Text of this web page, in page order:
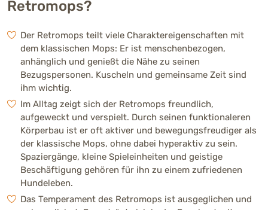
Bellt meist nur, wenn er Ungewohntes
Merkmale
Herkunft
Moderne europäische Zuchtform aus dem
klassischen Mops. Entstanden Anfang der
2000er-Jahre aus gezielten
Rückzuchtprogrammen, heute in Europa
zunehmend verbreitet.
Retromops?
Der Retromops teilt viele Charaktereigenschaften mit
dem klassischen Mops: Er ist menschenbezogen,
anhänglich und genießt die Nähe zu seinen
Bezugspersonen. Kuscheln und gemeinsame Zeit sind
ihm wichtig.
Im Alltag zeigt sich der Retromops freundlich,
aufgeweckt und verspielt. Durch seinen funktionaleren
Körperbau ist er oft aktiver und bewegungsfreudiger als
der klassische Mops, ohne dabei hyperaktiv zu sein.
Spaziergänge, kleine Spieleinheiten und geistige
Beschäftigung gehören für ihn zu einem zufriedenen
Hundeleben.
Das Temperament des Retromops ist ausgeglichen und